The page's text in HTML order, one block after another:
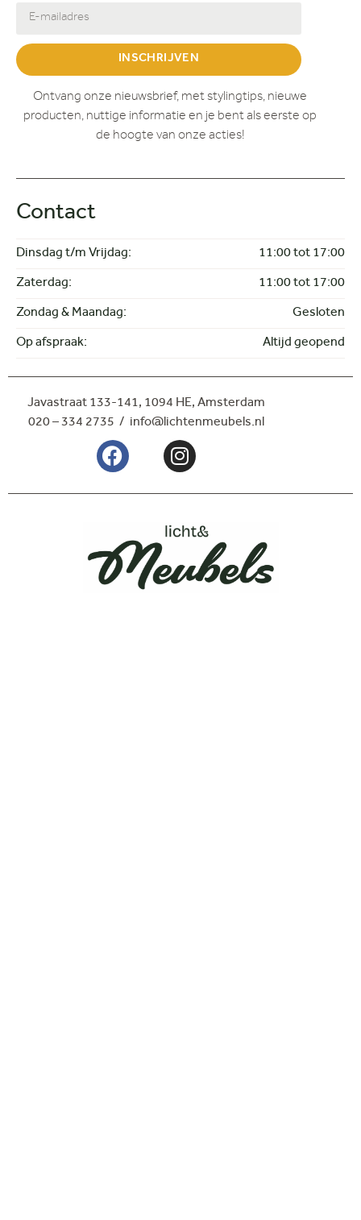
INSCHRIJVEN
Ontvang onze nieuwsbrief, met stylingtips, nieuwe
producten, nuttige informatie en je bent als eerste op
de hoogte van onze acties!
Contact
Dinsdag t/m Vrijdag: 11:00 tot 17:00
Zaterdag: 11:00 tot 17:00
Zondag & Maandag: Gesloten
Op afspraak: Altijd geopend
Javastraat 133-141, 1094 HE, Amsterdam
020 – 334 2735 / info@lichtenmeubels.nl